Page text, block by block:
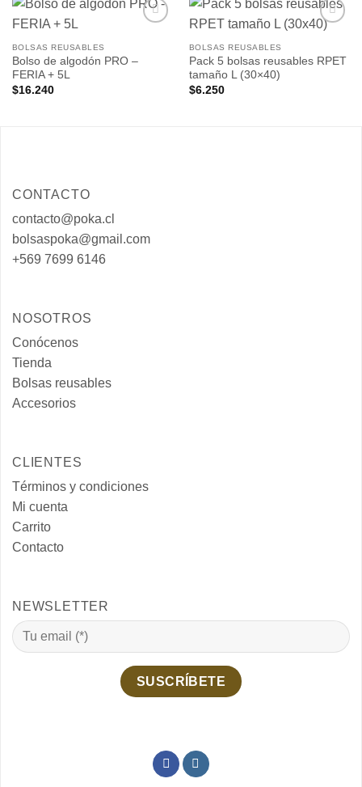
BOLSAS REUSABLES
Bolso de algodón PRO –
FERIA + 5L
$16.240
lista de
BOLSAS REUSABLES
Pack 5 bolsas reusables RPET
tamaño L (30×40)
$6.250
CONTACTO
contacto@poka.cl
bolsaspoka@gmail.com
+569 7699 6146
NOSOTROS
Conócenos
Tienda
Bolsas reusables
Accesorios
CLIENTES
Términos y condiciones
Mi cuenta
Carrito
Contacto
NEWSLETTER